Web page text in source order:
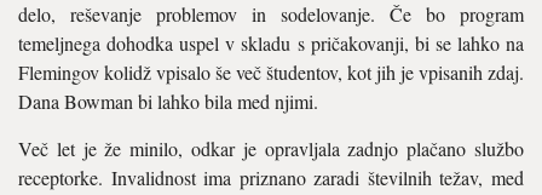
delo, reševanje problemov in sodelovanje. Če bo program
temeljnega dohodka uspel v skla­du s pričakovanji, bi se lahko na
Flemin­gov kolidž vpisalo še več študentov, kot jih je vpisanih zdaj.
Dana Bowman bi lahko bila med njimi.
Več let je že minilo, odkar je opravljala zadnjo plačano službo
receptorke. Invali­dnost ima priznano zaradi številnih težav, med